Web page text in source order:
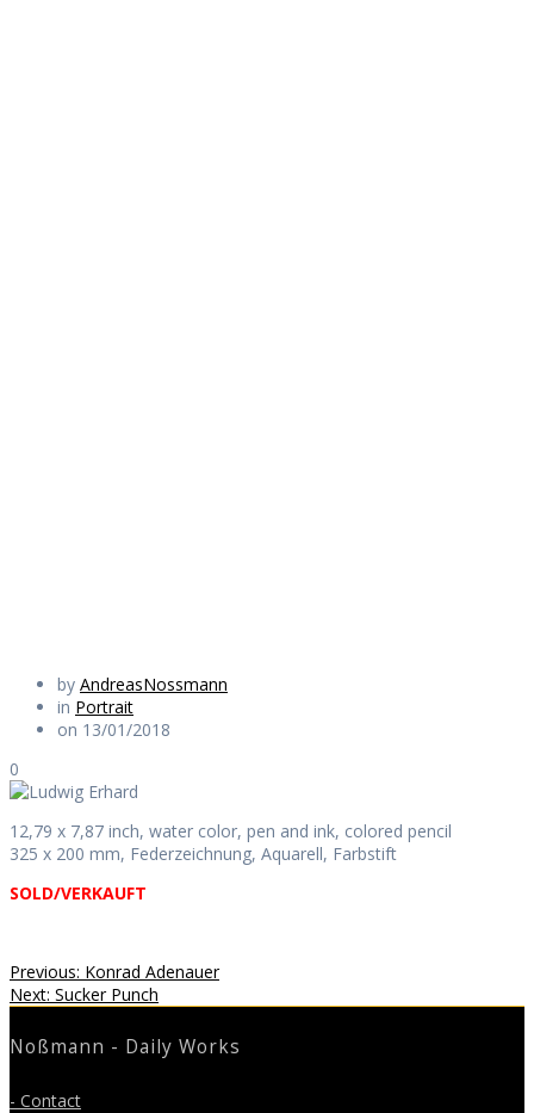
by AndreasNossmann
in Portrait
on 13/01/2018
0
12,79 x 7,87 inch, water color, pen and ink, colored pencil
325 x 200 mm, Federzeichnung, Aquarell, Farbstift
SOLD/VERKAUFT
Beitragsnavigation
Previous: Previous
post:
Konrad Adenauer
Next: Next
Sucker Punch
Noßmann - Daily Works
- Contact